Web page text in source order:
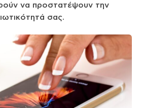
να προστατέψουν την
σας.